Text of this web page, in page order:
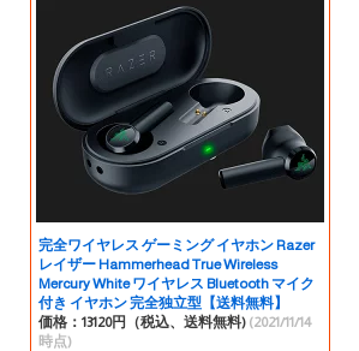
完全ワイヤレス ゲーミング イヤホン Razer
レイザー Hammerhead True Wireless
Mercury White ワイヤレス Bluetooth マイク
付き イヤホン 完全独立型【送料無料】
価格：13120円（税込、送料無料) (2021/11/14
時点)